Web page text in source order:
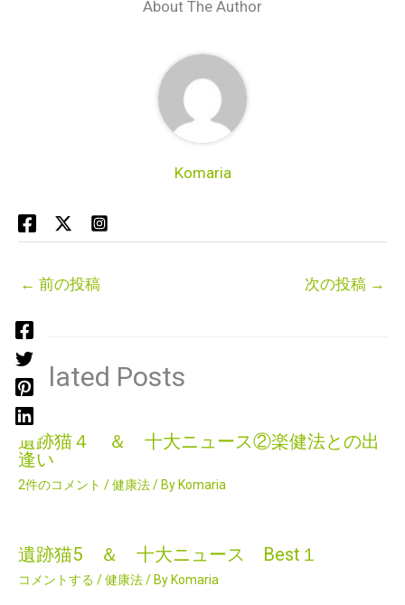
About The Author
Komaria
← 前の投稿 次の投稿 →
Related Posts
遺跡猫４ ＆ 十大ニュース②楽健法との出
逢い
2件のコメント /健康法/ ByKomaria
遺跡猫5 ＆ 十大ニュース Best１
コメントする /健康法/ ByKomaria